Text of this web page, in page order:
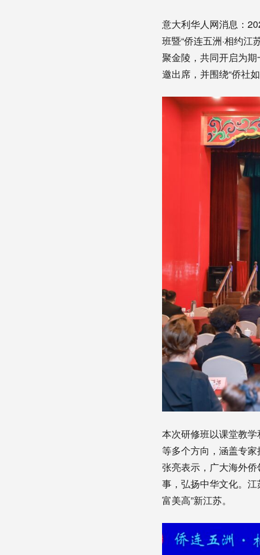
意大利华人网消息：
班暨“侨连五洲·相约
聚金陵，共同开启为
邀出席，并围绕“侨社
本次研修班以课堂教
等多个方向，涵盖专
张亮表示，广大海外
事，弘扬中华文化。
富美高”新江苏。